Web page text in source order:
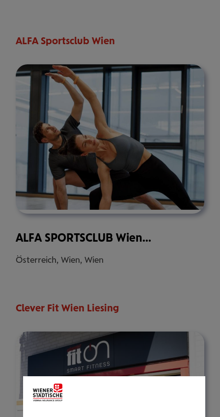
ALFA Sportsclub Wien
ALFA SPORTSCLUB Wien...
Österreich, Wien, Wien
Clever Fit Wien Liesing